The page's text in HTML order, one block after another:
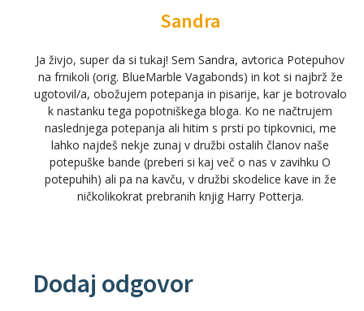
Sandra
Ja živjo, super da si tukaj! Sem Sandra, avtorica Potepuhov
na frnikoli (orig. BlueMarble Vagabonds) in kot si najbrž že
ugotovil/a, obožujem potepanja in pisarije, kar je botrovalo
k nastanku tega popotniškega bloga. Ko ne načtrujem
naslednjega potepanja ali hitim s prsti po tipkovnici, me
lahko najdeš nekje zunaj v družbi ostalih članov naše
potepuške bande (preberi si kaj več o nas v zavihku O
potepuhih) ali pa na kavču, v družbi skodelice kave in že
ničkolikokrat prebranih knjig Harry Potterja.
Dodaj odgovor